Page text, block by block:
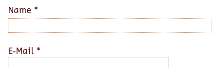
Name *
E-Mail *